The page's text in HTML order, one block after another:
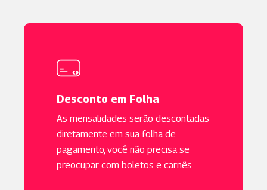
Desconto em Folha
As mensalidades serão descontadas
diretamente em sua folha de
pagamento, você não precisa se
preocupar com boletos e carnês.